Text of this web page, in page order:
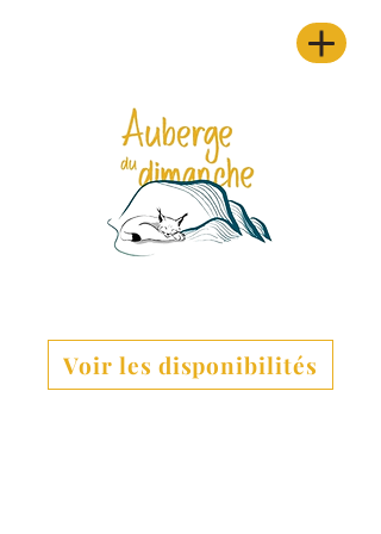
Voir les disponibilités